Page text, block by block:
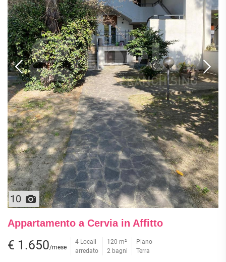
10
Appartamento a Cervia in Affitto
€ 1.650/mese
4 Locali
arredato
120 m²
2 bagni
Piano
Terra